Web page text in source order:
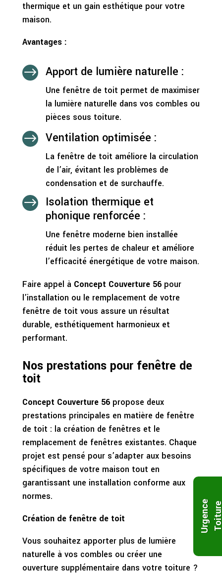
thermique et un gain esthétique pour votre
maison.
Avantages :
$ Apport de lumière naturelle :
Une fenêtre de toit permet de maximiser
la lumière naturelle dans vos combles ou
pièces sous toiture.
$ Ventilation optimisée :
La fenêtre de toit améliore la circulation
de l’air, évitant les problèmes de
condensation et de surchauffe.
$ Isolation thermique et
phonique renforcée :
Une fenêtre moderne bien installée
réduit les pertes de chaleur et améliore
l’efficacité énergétique de votre maison.
Faire appel à Concept Couverture 56pour
l’installation ou le remplacement de votre
fenêtre de toit vous assure un résultat
durable, esthétiquement harmonieux et
performant.
Nos prestations pour fenêtre de
toit
Concept Couverture 56propose deux
prestations principales en matière de fenêtre
de toit : la création de fenêtres et le
remplacement de fenêtres existantes. Chaque
projet est pensé pour s’adapter aux besoins
spécifiques de votre maison tout en
garantissant une installation conforme aux
normes.
Création de fenêtre de toit
Vous souhaitez apporter plus de lumière
naturelle à vos combles ou créer une
ouverture supplémentaire dans votre toiture ?
U
r
g
e
n
c
e
T
o
i
t
u
r